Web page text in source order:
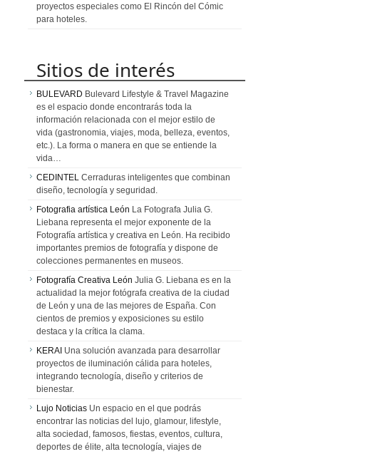
proyectos especiales como El Rincón del Cómic
para hoteles.
Sitios de interés
BULEVARD Bulevard Lifestyle & Travel Magazine
es el espacio donde encontrarás toda la
información relacionada con el mejor estilo de
vida (gastronomia, viajes, moda, belleza, eventos,
etc.). La forma o manera en que se entiende la
vida…
CEDINTEL Cerraduras inteligentes que combinan
diseño, tecnología y seguridad.
Fotografia artística León La Fotografa Julia G.
Liebana representa el mejor exponente de la
Fotografía artística y creativa en León. Ha recibido
importantes premios de fotografía y dispone de
colecciones permanentes en museos.
Fotografía Creativa León Julia G. Liebana es en la
actualidad la mejor fotógrafa creativa de la ciudad
de León y una de las mejores de España. Con
cientos de premios y exposiciones su estilo
destaca y la crítica la clama.
KERAI Una solución avanzada para desarrollar
proyectos de iluminación cálida para hoteles,
integrando tecnología, diseño y criterios de
bienestar.
Lujo Noticias Un espacio en el que podrás
encontrar las noticias del lujo, glamour, lifestyle,
alta sociedad, famosos, fiestas, eventos, cultura,
deportes de élite, alta tecnología, viajes de